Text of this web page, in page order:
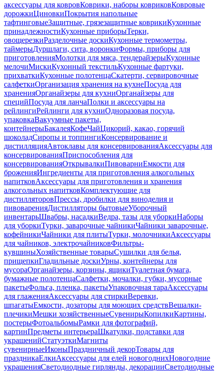
аксессуары для ковровКоврики, наборы ковриковКовровые
дорожкиЦиновкиПокрытия напольные
тафтинговыеЗащитные, грязезащитные коврикиКухонные
принадлежностиКухонные приборыТерки,
овощерезкиРазделочные доскиКухонные термометры,
таймерыДуршлаги, сита, воронкиФормы, приборы для
приготовленияМолотки для мяса, тендерайзерыКухонные
мелочиМискиКухонный текстильКухонные фартуки,
прихваткиКухонные полотенцаСкатерти, сервировочные
салфеткиОрганизация хранения на кухнеПосуда для
храненияОрганайзеры для кухниОрганайзеры для
специйПосуда для ланчаПолки и аксессуары на
рейлингиРейлинги для кухниОдноразовая посуда,
упаковкаВакуумные пакеты,
контейнерыБакалеяКофеЧайЦикорий, какао, горячий
шоколадСиропы и топпингиКонсервирование и
дистилляцияАвтоклавы для консервированияАксессуары для
консервированияПриспособления для
консервированияОткрывалкиПивоварниЕмкости для
броженияИнгредиенты для приготовления алкогольных
напитковАксессуары для приготовления и хранения
алкогольных напитковКомплектующие для
дистилляторовПрессы, дробилки для виноделия и
пивоваренияДистилляторы бытовыеУборочный
инвентарьШвабры, насадкиВедра, тазы для уборкиНаборы
для уборкиТурки, заварочные чайникиЧайники заварочные,
кофейникиЧайники для плитыТурки, молочникиАксессуары
для чайников, электрочайниковФильтры-
кувшиныХозяйственные товарыСушилки для белья,
прищепкиГладильные доскиУрны, контейнеры для
мусораОрганайзеры, корзины, ящикиТуалетная бумага,
бумажные полотенцаСалфетки, мочалки, губки, мусорные
пакетыФольга, пленка, пакетыУпаковочная тараАксессуары
для глаженияАксессуары для стиркиВеревки,
шпагатыЕмкости, дозаторы для моющих средствВешалки-
плечикиМешки хозяйственныеСувенирыКопилкиКартины,
постерыФотоальбомыРамки для фотографий,
картинПредметы интерьераШкатулки, подставки для
украшенийСтатуэткиМагниты
сувенирныеИконыПраздничный декорТовары для
праздникаЕлкиАксессуары для елей новогоднихНовогодние
украшенияСветодиодные гирлянды, декорацииСветодиодные